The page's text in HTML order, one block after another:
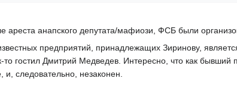
ареста анапского депутата/мафиози, ФСБ были
предприятий, принадлежащих Зиринову,
то гостил Дмитрий Медведев. Интересно, что как
и, следовательно, незаконен.